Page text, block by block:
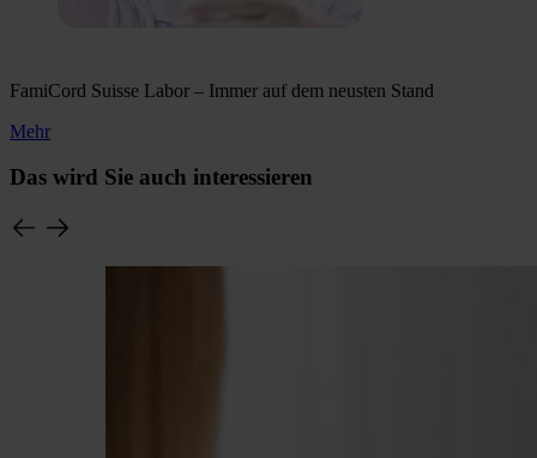
FamiCord Suisse Labor – Immer auf dem neusten Stand
Mehr
Das wird Sie auch interessieren